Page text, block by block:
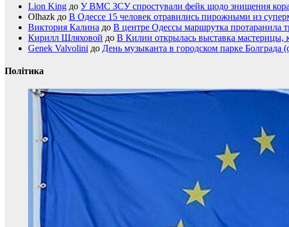
Lion King до У ВМС ЗСУ спростували фейк щодо знищення
Olhazk до В Одессе 15 человек отравились пирожными из
Виктория Калина до В центре Одессы маршрутка протаранила
Кирилл Шляховой до В Килии открылась выставка мастерицы,
Genek Valvolini до День музыканта в городском парке Болграда
Політика